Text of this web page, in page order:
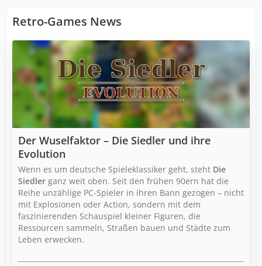
Retro-Games News
Der Wuselfaktor – Die Siedler und ihre
Evolution
Wenn es um deutsche Spieleklassiker geht, steht Die
Siedler ganz weit oben. Seit den frühen 90ern hat die
Reihe unzählige PC-Spieler in ihren Bann gezogen – nicht
mit Explosionen oder Action, sondern mit dem
faszinierenden Schauspiel kleiner Figuren, die
Ressourcen sammeln, Straßen bauen und Städte zum
Leben erwecken.